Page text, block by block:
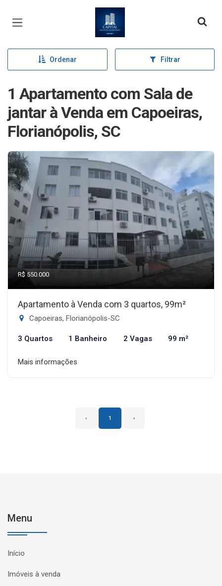
Página inicial
Ordenar Filtrar
1 Apartamento com Sala de
jantar à Venda em Capoeiras,
Florianópolis, SC
R$ 550.000
Apartamento à Venda com 3 quartos, 99m²
Capoeiras, Florianópolis-SC
3 Quartos 1 Banheiro 2 Vagas 99 m²
Mais informações
‹ 1 ›
Menu
Início
Imóveis à venda